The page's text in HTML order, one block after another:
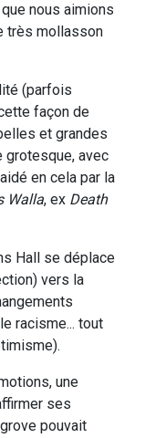
nous aimions
très mollasson
(parfois
façon de
et grandes
grotesque, avec
en cela par la
Walla, ex Death
Hall se déplace
vers la
racisme... tout
une
ses
pouvait